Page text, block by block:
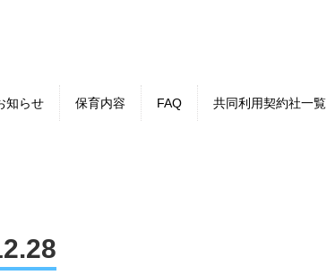
知らせ 保育内容 FAQ 共同利用契約社一覧